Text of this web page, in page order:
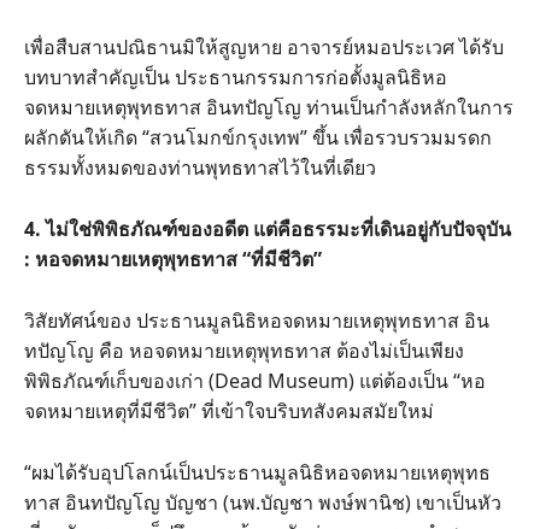
เพื่อสืบสานปณิธานมิให้สูญหาย อาจารย์หมอประเวศ ได้รับ
บทบาทสำคัญเป็น ประธานกรรมการก่อตั้งมูลนิธิหอ
จดหมายเหตุพุทธทาส อินทปัญโญ ท่านเป็นกำลังหลักในการ
ผลักดันให้เกิด “สวนโมกข์กรุงเทพ” ขึ้น เพื่อรวบรวมมรดก
ธรรมทั้งหมดของท่านพุทธทาสไว้ในที่เดียว
4. ไม่ใช่พิพิธภัณฑ์ของอดีต แต่คือธรรมะที่เดินอยู่กับปัจจุบัน
: หอจดหมายเหตุพุทธทาส “ที่มีชีวิต”
วิสัยทัศน์ของ ประธานมูลนิธิหอจดหมายเหตุพุทธทาส อิน
ทปัญโญ คือ หอจดหมายเหตุพุทธทาส ต้องไม่เป็นเพียง
พิพิธภัณฑ์เก็บของเก่า (Dead Museum) แต่ต้องเป็น “หอ
จดหมายเหตุที่มีชีวิต” ที่เข้าใจบริบทสังคมสมัยใหม่
“ผมได้รับอุปโลกน์เป็นประธานมูลนิธิหอจดหมายเหตุพุทธ
ทาส อินทปัญโญ บัญชา (นพ.บัญชา พงษ์พานิช) เขาเป็นหัว